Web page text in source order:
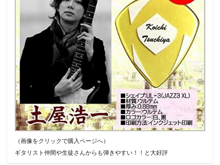
（画像をクリックで購入ページへ）
ギタリスト仲間や生徒さんからも弾きやすい！！と大好評